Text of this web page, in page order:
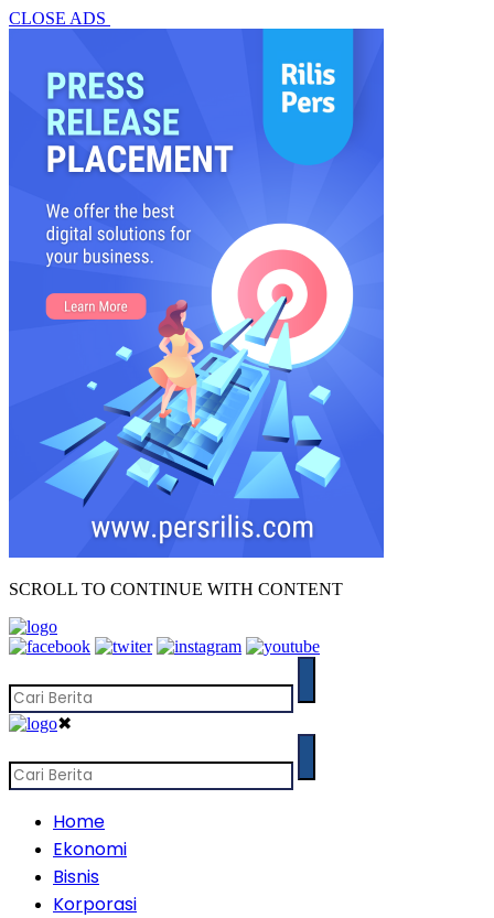
CLOSE ADS
SCROLL TO CONTINUE WITH CONTENT
✖
Home
Ekonomi
Bisnis
Korporasi